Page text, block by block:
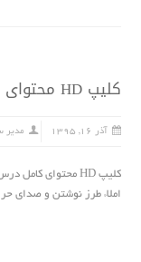
کلیپ HD محتواى کامل درس ۴
آذر ۱۶, ۱۳۹۵ مدیر
املاء طرز نوشتن و صداى